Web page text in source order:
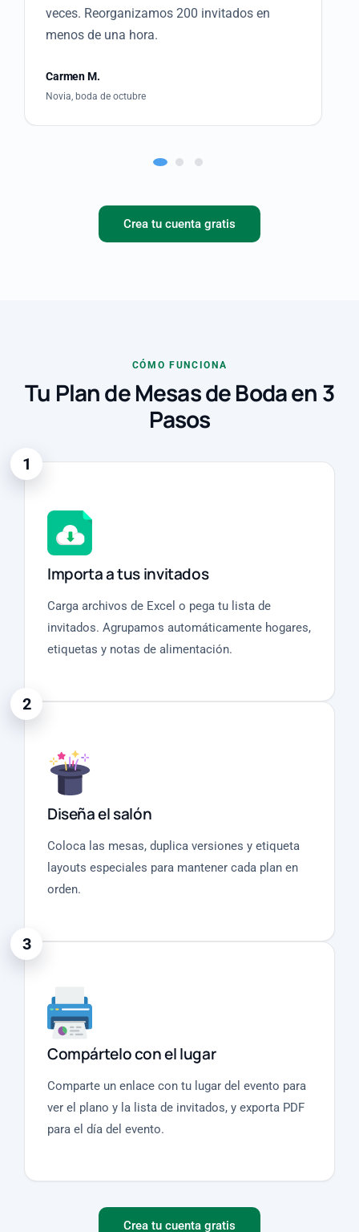
veces. Reorganizamos 200 invitados en
menos de una hora.
Carmen M.
Novia, boda de octubre
Crea tu cuenta gratis
CÓMO FUNCIONA
Tu Plan de Mesas de Boda en 3
Pasos
1
Importa a tus invitados
Carga archivos de Excel o pega tu lista de
invitados. Agrupamos automáticamente hogares,
etiquetas y notas de alimentación.
2
Diseña el salón
Coloca las mesas, duplica versiones y etiqueta
layouts especiales para mantener cada plan en
orden.
3
Compártelo con el lugar
Comparte un enlace con tu lugar del evento para
ver el plano y la lista de invitados, y exporta PDF
para el día del evento.
Crea tu cuenta gratis